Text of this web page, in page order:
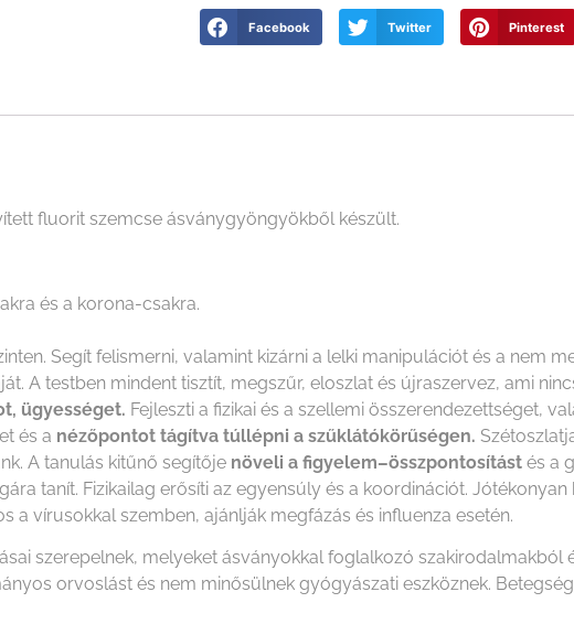
Facebook Twitter Pinterest
fluorit szemcse ásványgyöngyökből készült.
és a korona-csakra.
Segít felismerni, valamint kizárni a lelki manipulációt és a nem
A testben mindent tisztít, megszűr, eloszlat és újraszervez, ami
ügyességet. Fejleszti a fizikai és a szellemi összerendezettséget,
és a nézőpontot tágítva túllépni a szűklátókörűségen.
A tanulás kitűnő segítője növeli a figyelem–összpontosítást és a
tanít. Fizikailag erősíti az egyensúly és a koordinációt.
a vírusokkal szemben, ajánlják megfázás és influenza esetén.
szerepelnek, melyeket ásványokkal foglalkozó
orvoslást és nem minősülnek gyógyászati eszköznek.